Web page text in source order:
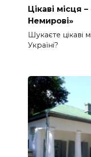
Цікаві місця
Немирові»
Шукаєте цікаві
Україні?